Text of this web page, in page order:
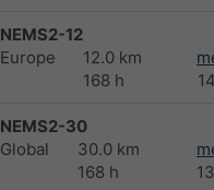
NEMS2-12
Europe
12.0 km
168 h
NEMS2-30
Global
30.0 km
168 h